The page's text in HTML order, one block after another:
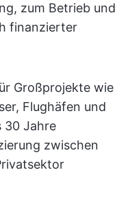
zum Betrieb und
finanzierter
Großprojekte wie
Flughäfen und
30 Jahre
zwischen